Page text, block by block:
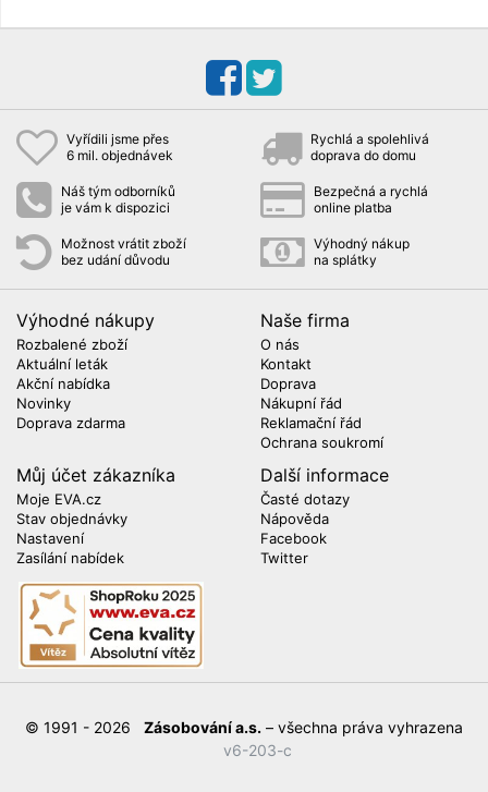
Vyřídili jsme přes
6 mil. objednávek
Rychlá a spolehlivá
doprava do domu
Náš tým odborníků
je vám k dispozici
Bezpečná a rychlá
online platba
Možnost vrátit zboží
bez udání důvodu
Výhodný nákup
na splátky
Výhodné nákupy
Rozbalené zboží
Aktuální leták
Akční nabídka
Novinky
Doprava zdarma
Naše firma
O nás
Kontakt
Doprava
Nákupní řád
Reklamační řád
Ochrana soukromí
Můj účet zákazníka
Moje EVA.cz
Stav objednávky
Nastavení
Zasílání nabídek
Další informace
Časté dotazy
Nápověda
Facebook
Twitter
© 1991 - 2026 Zásobování a.s. – všechna práva vyhrazena
v6-203-c